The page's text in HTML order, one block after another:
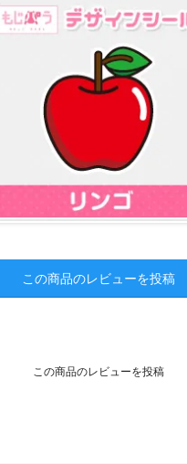
この商品のレビューを投稿
この商品のレビューを投稿